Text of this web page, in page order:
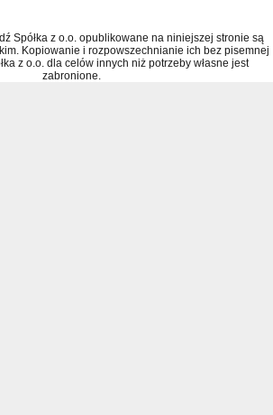
Spółka z o.o. opublikowane na niniejszej stronie są
Kopiowanie i rozpowszechnianie ich bez pisemnej
z o.o. dla celów innych niż potrzeby własne jest
zabronione.